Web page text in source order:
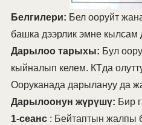
Белгилери: Бел ооруйт
башка дээрлик эмне кылсам
Дарылоо тарыхы: Бул
кыйналып келем. КТда
Ооруканада дарылануу да
Дарылоонун жүрүшү: Бир
1-сеанс: Бейтаптын жалпы